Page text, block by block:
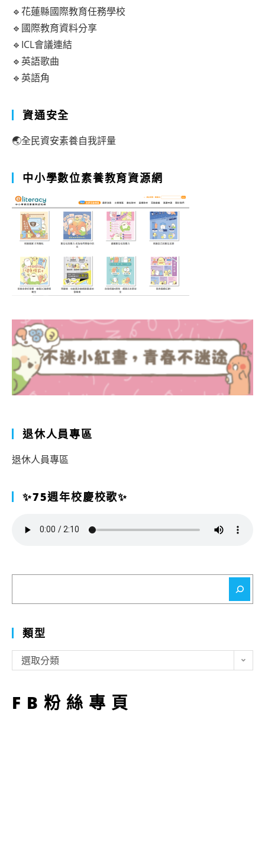
🔹花蓮縣國際教育任務學校
🔹國際教育資料分享
🔹ICL會議連結
🔹英語歌曲
🔹英語角
資通安全
🌏全民資安素養自我評量
中小學數位素養教育資源網
退休人員專區
退休人員專區
✨75週年校慶校歌✨
類型
型
選取分類
FB粉絲專頁